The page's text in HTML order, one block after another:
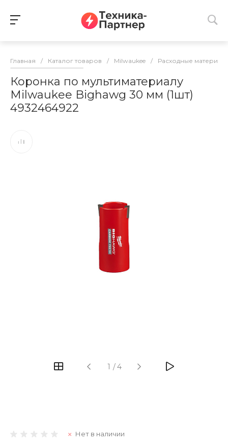
Главная / Каталог товаров / Milwaukee / Расходные
Коронка по мультиматериалу
Milwaukee Bighawg 30 мм (1шт)
4932464922
1 /4
Нет в наличии